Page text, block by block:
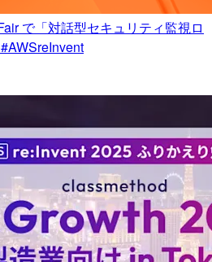
で「対話型セキュリティ監視ロ